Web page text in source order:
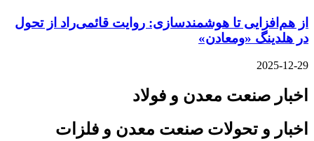
از هم‌افزایی تا هوشمندسازی: روایت قائمی‌راد از تحول
در هلدینگ «ومعادن»
2025-12-29
اخبار صنعت معدن و فولاد
اخبار و تحولات صنعت معدن و فلزات